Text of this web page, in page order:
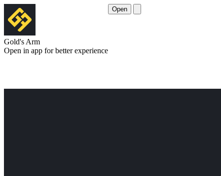
Gold's Arm
Open in app for better experience
Open